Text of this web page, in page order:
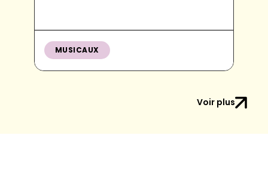
MUSICAUX
Voir plus